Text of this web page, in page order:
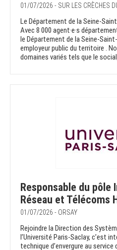
01/07/2026 - SUR LES CRÈCHES
Le Département de la Seine-
Avec 8 000 agent·e·s
le Département de la Seine-
employeur public du territoire .
domaines variés tels que le
Responsable du
Réseau et Télécoms
01/07/2026 - ORSAY
Rejoindre la Direction des
l’Université Paris-Saclay, c’est
technique d’envergure au